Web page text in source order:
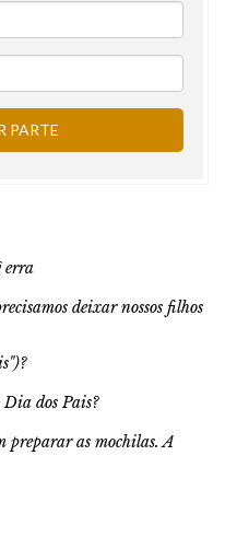
erra
deixar nossos filhos
Dia dos Pais?
preparar as mochilas. A